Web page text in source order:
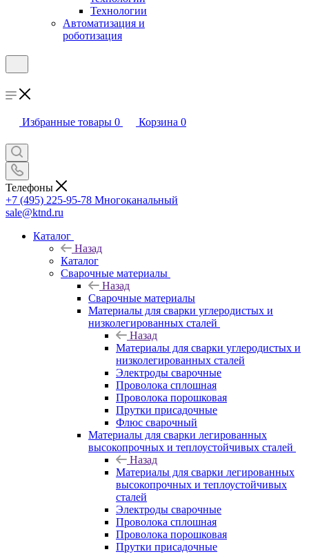
Технологии
Автоматизация и
роботизация
Избранные товары 0 Корзина 0
Телефоны
+7 (495) 225-95-78 Многоканальный
sale@ktnd.ru
Каталог
Назад
Каталог
Сварочные материалы
Назад
Сварочные материалы
Материалы для сварки углеродистых и
низколегированных сталей
Назад
Материалы для сварки углеродистых и
низколегированных сталей
Электроды сварочные
Проволока сплошная
Проволока порошковая
Прутки присадочные
Флюс сварочный
Материалы для сварки легированных
высокопрочных и теплоустойчивых сталей
Назад
Материалы для сварки легированных
высокопрочных и теплоустойчивых
сталей
Электроды сварочные
Проволока сплошная
Проволока порошковая
Прутки присадочные